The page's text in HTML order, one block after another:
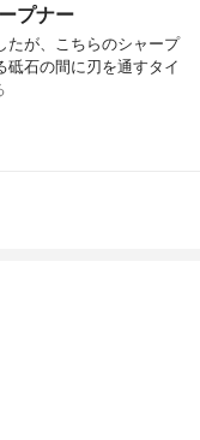
プナー
たが、こちらのシャープ
石の間に刃を通すタイ